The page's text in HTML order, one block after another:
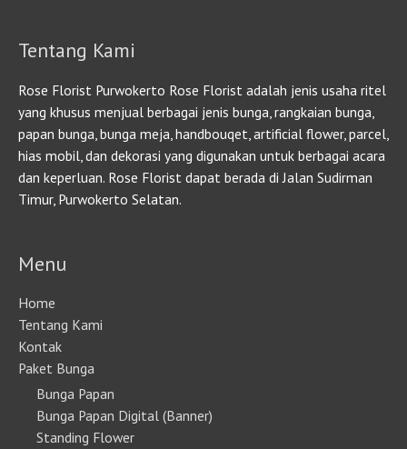
Tentang Kami
Rose Florist Purwokerto Rose Florist adalah jenis usaha ritel
yang khusus menjual berbagai jenis bunga, rangkaian bunga,
papan bunga, bunga meja, handbouqet, artificial flower, parcel,
hias mobil, dan dekorasi yang digunakan untuk berbagai acara
dan keperluan. Rose Florist dapat berada di Jalan Sudirman
Timur, Purwokerto Selatan.
Menu
Home
Tentang Kami
Kontak
Paket Bunga
Bunga Papan
Bunga Papan Digital (Banner)
Standing Flower